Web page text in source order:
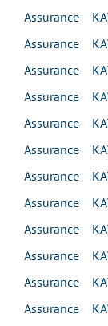
Assurance
Assurance
Assurance
Assurance
Assurance
Assurance
Assurance
Assurance
Assurance
Assurance
Assurance
Assurance